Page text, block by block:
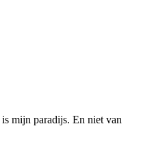
mijn paradijs. En niet van